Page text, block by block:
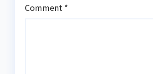
Comment *